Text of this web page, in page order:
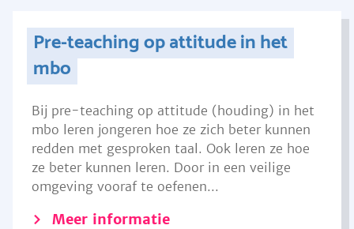
Pre-teaching op attitude in het
mbo
Bij pre-teaching op attitude (houding) in het
mbo leren jongeren hoe ze zich beter kunnen
redden met gesproken taal. Ook leren ze hoe
ze beter kunnen leren. Door in een veilige
omgeving vooraf te oefenen...
Meer informatie